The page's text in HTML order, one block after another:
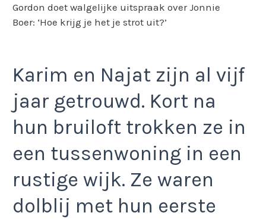
Gordon doet walgelijke uitspraak over Jonnie
Boer: ‘Hoe krijg je het je strot uit?’
Karim en Najat zijn al vijf
jaar getrouwd. Kort na
hun bruiloft trokken ze in
een tussenwoning in een
rustige wijk. Ze waren
dolblij met hun eerste